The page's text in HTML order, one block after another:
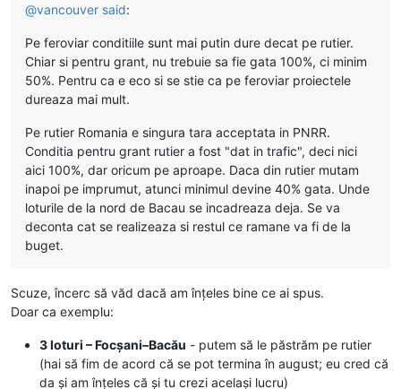
@vancouver said:
Pe feroviar conditiile sunt mai putin dure decat pe rutier.
Chiar si pentru grant, nu trebuie sa fie gata 100%, ci minim
50%. Pentru ca e eco si se stie ca pe feroviar proiectele
dureaza mai mult.
Pe rutier Romania e singura tara acceptata in PNRR.
Conditia pentru grant rutier a fost "dat in trafic", deci nici
aici 100%, dar oricum pe aproape. Daca din rutier mutam
inapoi pe imprumut, atunci minimul devine 40% gata. Unde
loturile de la nord de Bacau se incadreaza deja. Se va
deconta cat se realizeaza si restul ce ramane va fi de la
buget.
Scuze, încerc să văd dacă am înțeles bine ce ai spus.
Doar ca exemplu:
3 loturi – Focșani–Bacău - putem să le păstrăm pe rutier
(hai să fim de acord că se pot termina în august; eu cred că
da și am înțeles că și tu crezi același lucru)